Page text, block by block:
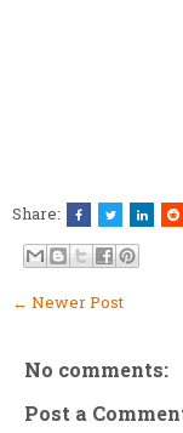
Share:
← Newer Post
No comments:
Post a